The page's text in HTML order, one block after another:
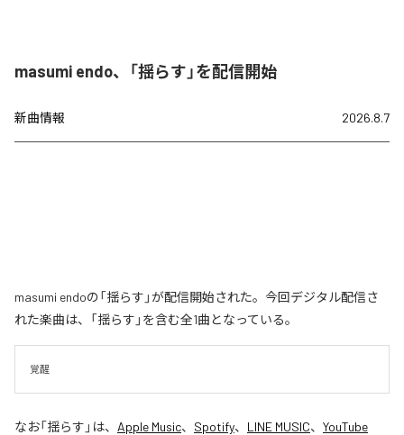
masumi endo、「揺らす」を配信開始
新曲情報 2026.8.7
masumi endoの「揺らす」が配信開始された。今回デジタル配信さ
れた楽曲は、「揺らす」を含む全1曲となっている。
覚醒
なお「揺らす 」は、 Apple Music、 Spotify、 LINE MUSIC、 YouTube